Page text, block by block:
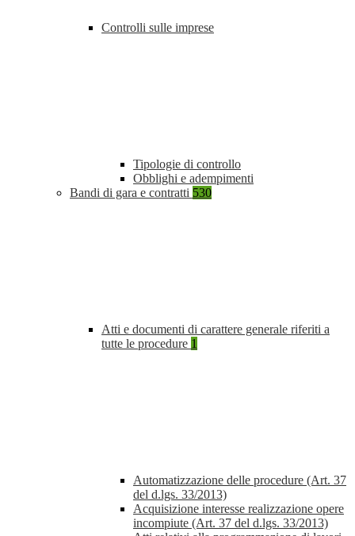
Controlli sulle imprese
Tipologie di controllo
Obblighi e adempimenti
Bandi di gara e contratti 530
Atti e documenti di carattere generale riferiti a
tutte le procedure 1
Automatizzazione delle procedure (Art. 37
del d.lgs. 33/2013)
Acquisizione interesse realizzazione opere
incompiute (Art. 37 del d.lgs. 33/2013)